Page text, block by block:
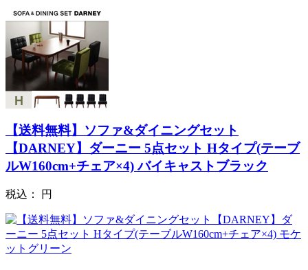
【送料無料】ソファ&ダイニングセット
【DARNEY】ダーニー 5点セット Hタイプ(テーブ
ルW160cm+チェア×4) バイキャストブラック
税込： 円